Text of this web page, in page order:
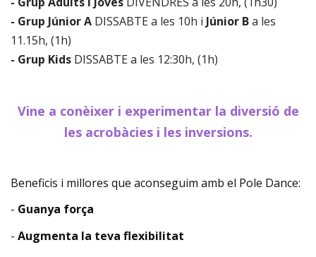
- Grup Júnior A DISSABTE a les 10h i Júnior Ba les
11.15h, (1h)
- Grup Kids DISSABTE a les 12:30h, (1h)
Vine a conèixer i experimentar la diversió de
les acrobàcies i les inversions.
Beneficis i millores que aconseguim amb el Pole Dance:
- Guanya força
- Augmenta la teva flexibilitat